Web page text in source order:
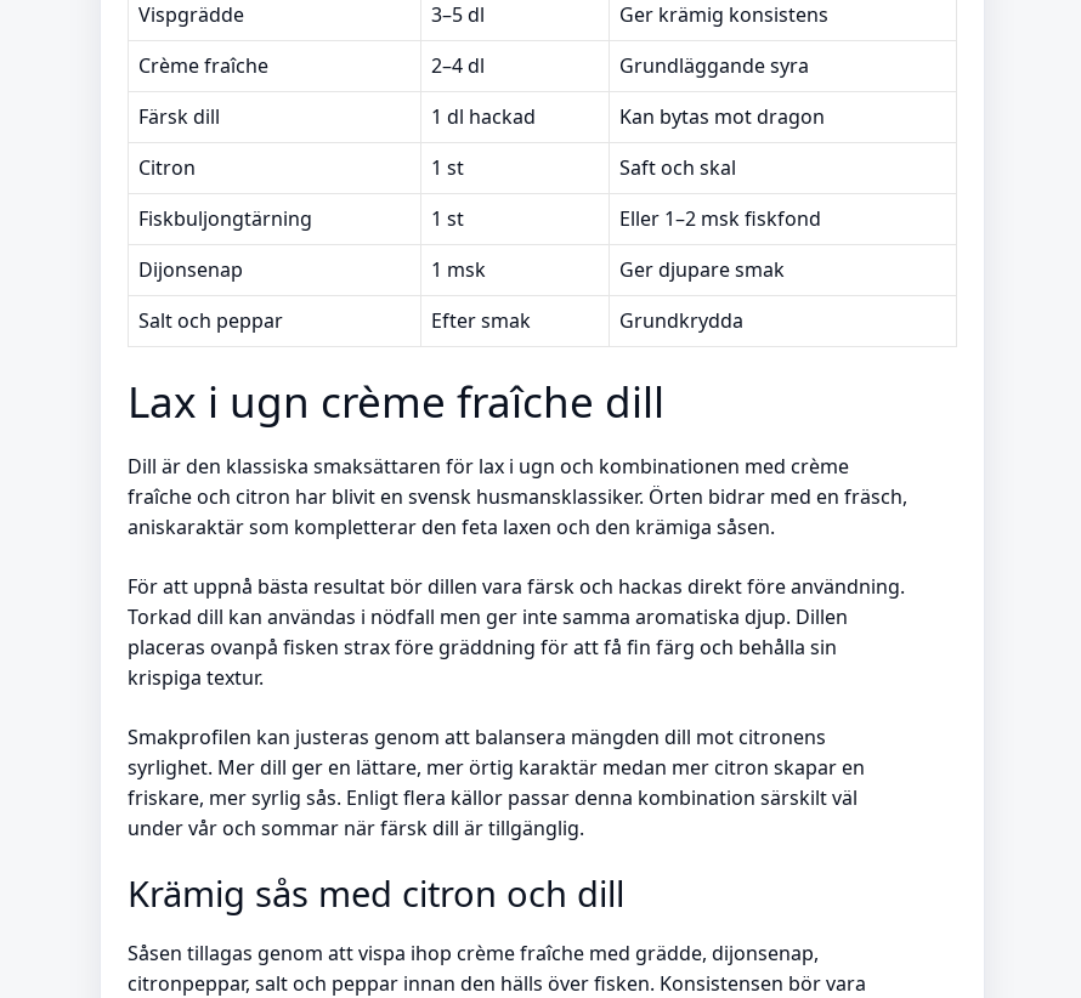
Vispgrädde
3–5 dl
Ger krämig konsistens
Crème fraîche
2–4 dl
Grundläggande syra
Färsk dill
1 dl hackad
Kan bytas mot dragon
Citron
1 st
Saft och skal
Fiskbuljongtärning
1 st
Eller 1–2 msk fiskfond
Dijonsenap
1 msk
Ger djupare smak
Salt och peppar
Efter smak Grundkrydda
Lax i ugn crème fraîche dill
Dill är den klassiska smaksättaren för lax i ugn och kombinationen med crème
fraîche och citron har blivit en svensk husmansklassiker. Örten bidrar med en fräsch,
aniskaraktär som kompletterar den feta laxen och den krämiga såsen.
För att uppnå bästa resultat bör dillen vara färsk och hackas direkt före användning.
Torkad dill kan användas i nödfall men ger inte samma aromatiska djup. Dillen
placeras ovanpå fisken strax före gräddning för att få fin färg och behålla sin
krispiga textur.
Smakprofilen kan justeras genom att balansera mängden dill mot citronens
syrlighet. Mer dill ger en lättare, mer örtig karaktär medan mer citron skapar en
friskare, mer syrlig sås. Enligt flera källor passar denna kombination särskilt väl
under vår och sommar när färsk dill är tillgänglig.
Krämig sås med citron och dill
Såsen tillagas genom att vispa ihop crème fraîche med grädde, dijonsenap,
citronpeppar, salt och peppar innan den hälls över fisken. Konsistensen bör vara